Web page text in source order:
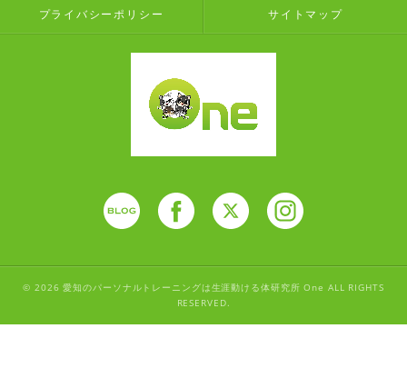
プライバシーポリシー サイトマップ
© 2026 愛知のパーソナルトレーニングは生涯動ける体研究所 One ALL RIGHTS
RESERVED.